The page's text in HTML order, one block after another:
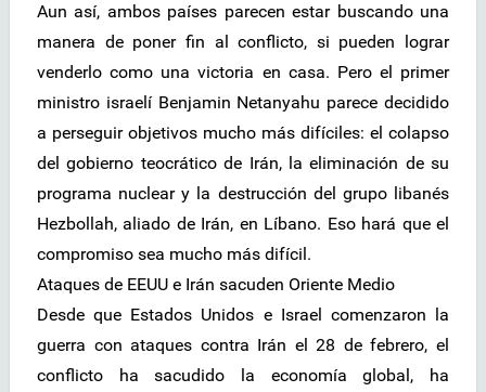
Aun así, ambos países parecen estar buscando una
manera de poner fin al conflicto, si pueden lograr
venderlo como una victoria en casa. Pero el primer
ministro israelí Benjamin Netanyahu parece decidido
a perseguir objetivos mucho más difíciles: el colapso
del gobierno teocrático de Irán, la eliminación de su
programa nuclear y la destrucción del grupo libanés
Hezbollah, aliado de Irán, en Líbano. Eso hará que el
compromiso sea mucho más difícil.
Ataques de EEUU e Irán sacuden Oriente Medio
Desde que Estados Unidos e Israel comenzaron la
guerra con ataques contra Irán el 28 de febrero, el
conflicto ha sacudido la economía global, ha